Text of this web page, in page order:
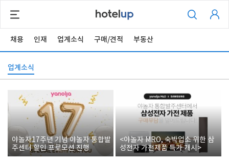
채용 인재 업계소식 구매/견적 부동산
업계소식
야놀자17주년 기념 야놀자 통합발
주센터 할인 프로모션 진행
<야놀자 MRO, 숙박업소 위한 삼
성전자 가전제품 특가 개시>